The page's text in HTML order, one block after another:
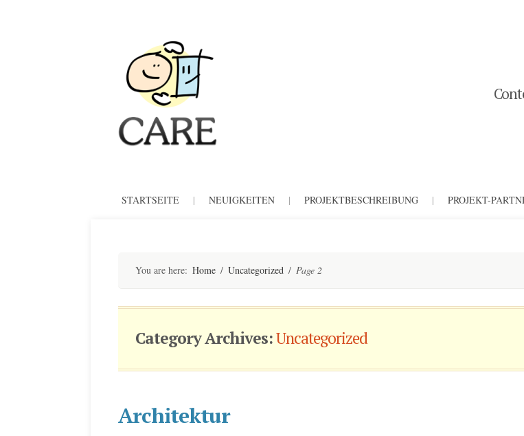
STARTSEITE | NEUIGKEITEN | PROJEKTBESCHREIBUNG | PROJEKT-
You are here: Home / Uncategorized / Page 2
Category Archives:Uncategorized
Architektur